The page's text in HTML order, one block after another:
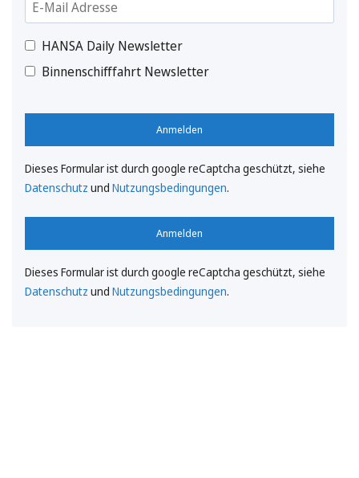
HANSA Daily Newsletter
Binnenschifffahrt Newsletter
Anmelden
Dieses Formular ist durch google reCaptcha geschützt, siehe
Datenschutz und Nutzungsbedingungen.
Anmelden
Dieses Formular ist durch google reCaptcha geschützt, siehe
Datenschutz und Nutzungsbedingungen.